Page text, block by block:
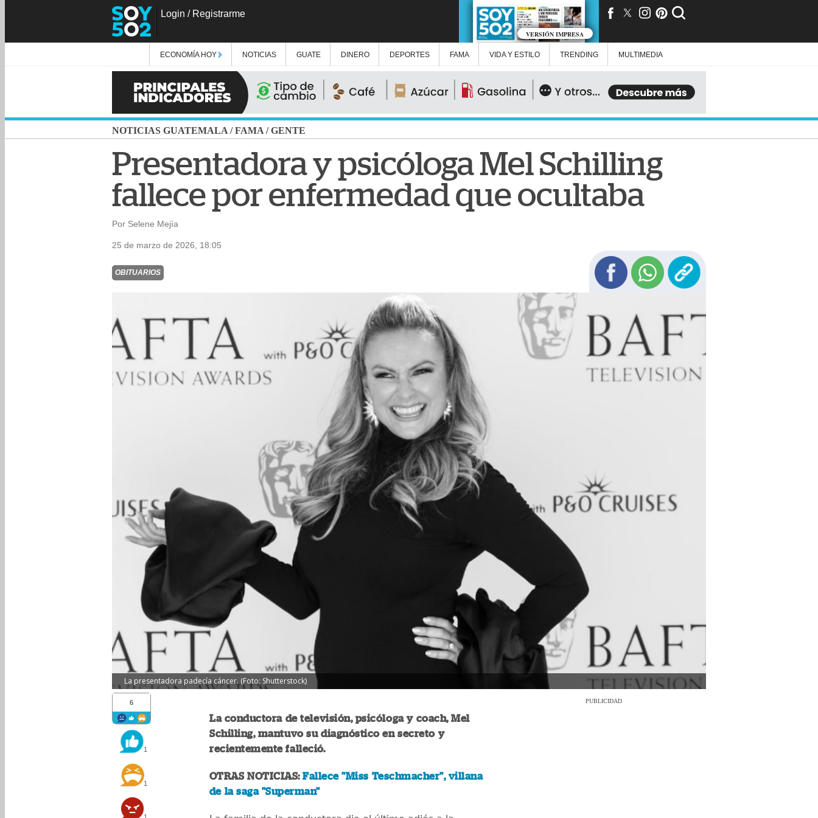
Login / Registrarme
VERSIÓN IMPRESA
ECONOMÍA HOY NOTICIAS GUATE DINERO DEPORTES FAMA VIDA Y ESTILO TRENDING MULTIMEDIA
NOTICIAS GUATEMALA /FAMA /GENTE
Presentadora y psicóloga Mel Schilling
fallece por enfermedad que ocultaba
Por Selene Mejía
25 de marzo de 2026, 18:05
OBITUARIOS
La presentadora padecía cáncer. (Foto: Shutterstock)
6
1
1
La conductora de televisión, psicóloga y coach, Mel
Schilling, mantuvo su diagnóstico en secreto y
recientemente falleció.
OTRAS NOTICIAS:Fallece "Miss Teschmacher", villana
de la saga "Superman"
PUBLICIDAD